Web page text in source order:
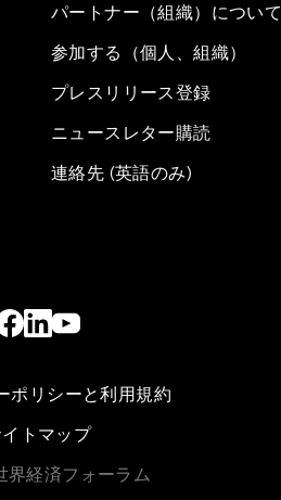
パートナー（組織）について
参加する（個人、組織）
プレスリリース登録
ニュースレター購読
連絡先 (英語のみ)
ポリシーと利用規約
トマップ
界経済フォーラム